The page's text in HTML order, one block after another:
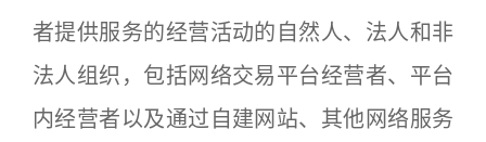
者提供服务的经营活动的自然人、法人和非
法人组织，包括网络交易平台经营者、平台
内经营者以及通过自建网站、其他网络服务